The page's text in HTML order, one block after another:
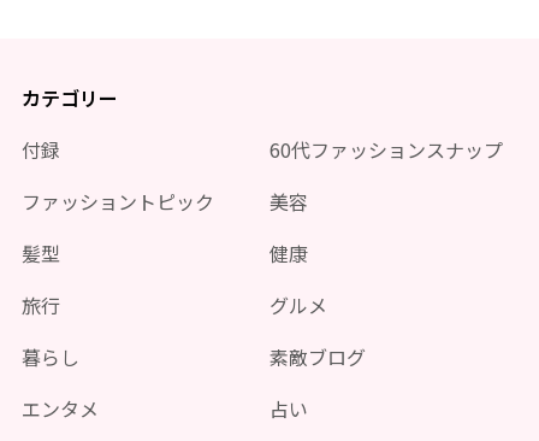
カテゴリー
付録
60代ファッションスナップ
ファッショントピック
美容
髪型
健康
旅行
グルメ
暮らし
素敵ブログ
エンタメ
占い